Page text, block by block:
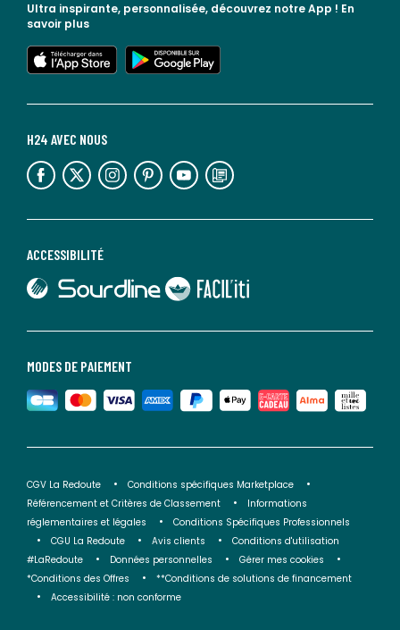
MODES DE PAIEMENT
ACCESSIBILITÉ
lien vers Sourdline
lien vers Faciliti
H24 AVEC NOUS
lien vers l'espace réseaux sociaux lien vers l'espace réseaux sociaux lien vers l'espace réseaux sociaux lien vers l'espace réseaux sociaux lien vers l'espace réseaux sociaux lien vers le blog la redoute
Ultra inspirante, personnalisée, découvrez notre App ! En
savoir plus
lien vers l'app store
lien vers google play
CGV La Redoute
Conditions spécifiques Marketplace
Référencement et Critères de Classement
Informations
réglementaires et légales
Conditions Spécifiques Professionnels
CGU La Redoute
Avis clients
Conditions d'utilisation
#LaRedoute
Données personnelles
Gérer mes cookies
*Conditions des Offres
**Conditions de solutions de financement
Accessibilité : non conforme